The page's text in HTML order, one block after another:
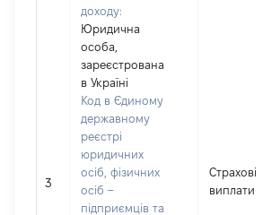
3
доходу:
Юридична
особа,
зареєстрована
в Україні
Код в Єдиному
державному
реєстрі
юридичних
осіб, фізичних
осіб –
підприємців та
Страхові
виплати